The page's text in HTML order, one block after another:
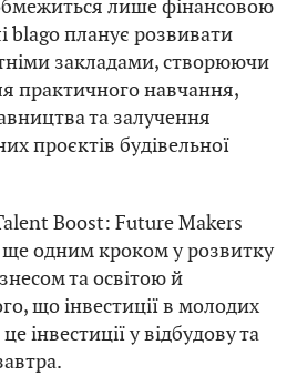
лише фінансовою
blago планує розвивати
закладами, створюючи
практичного навчання,
та залучення
проєктів будівельної
Boost: Future Makers
ще одним кроком у розвитку
та освітою й
що інвестиції в молодих
інвестиції у відбудову та